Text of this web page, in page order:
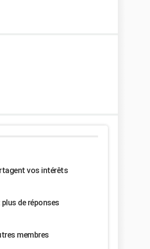
vos intérêts
de réponses
membres